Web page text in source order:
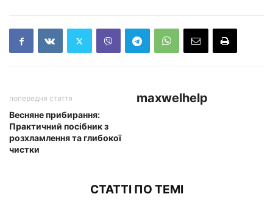
попередня стаття
Весняне прибирання:
Практичний посібник з
розхламлення та глибокої
чистки
maxwelhelp
СТАТТІ ПО ТЕМІ